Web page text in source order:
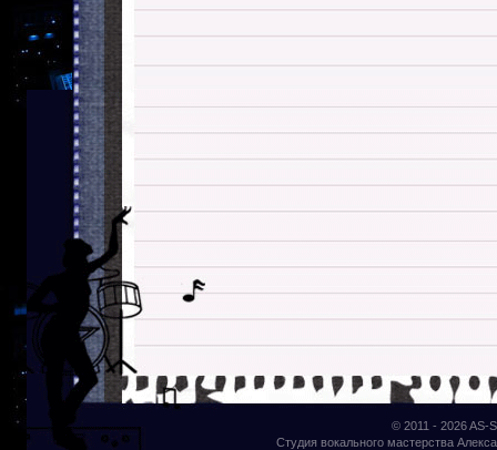
© 2011 - 2026AS-
Студия вокального мастерства